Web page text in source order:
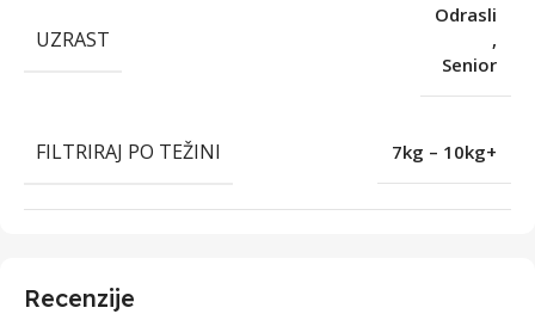
UZRAST
Odrasli
,
Senior
FILTRIRAJ PO TEŽINI 7kg – 10kg+
Recenzije